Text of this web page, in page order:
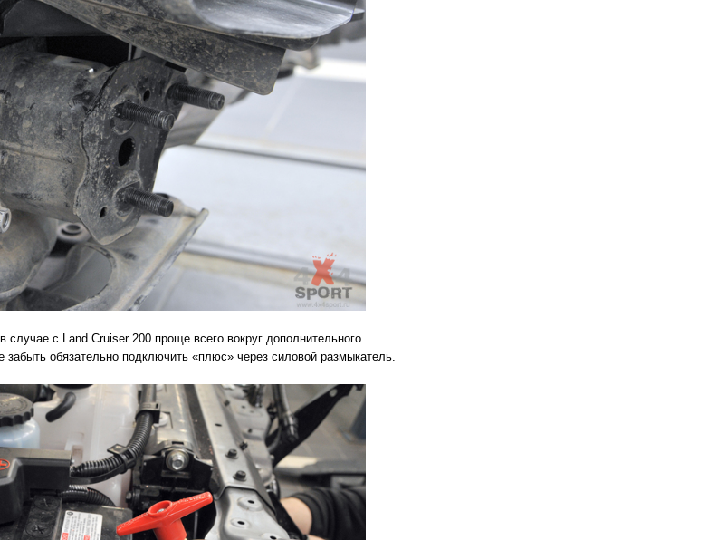
с Land Cruiser 200 проще всего вокруг дополнительного
обязательно подключить «плюс» через силовой размыкатель.